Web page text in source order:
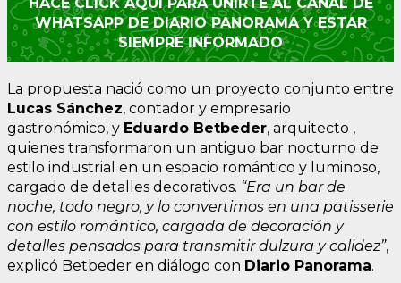
WHATSAPP DE DIARIO PANORAMA Y ESTAR
SIEMPRE INFORMADO
La propuesta nació como un proyecto conjunto entre
Lucas Sánchez, contador y empresario
gastronómico, y Eduardo Betbeder, arquitecto ,
quienes transformaron un antiguo bar nocturno de
estilo industrial en un espacio romántico y luminoso,
cargado de detalles decorativos. “Era un bar de
noche, todo negro, y lo convertimos en una patisserie
con estilo romántico, cargada de decoración y
detalles pensados para transmitir dulzura y calidez”,
explicó Betbeder en diálogo con Diario Panorama.